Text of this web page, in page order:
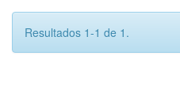
Resultados 1-1 de 1.